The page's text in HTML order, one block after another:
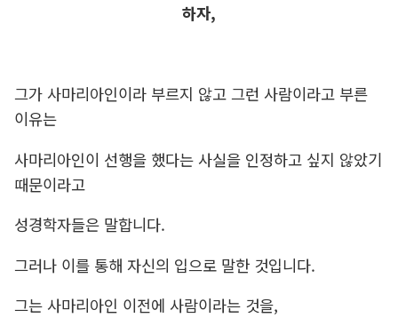
하자,
그가 사마리아인이라 부르지 않고 그런 사람이라고 부른
이유는
사마리아인이 선행을 했다는 사실을 인정하고 싶지 않았기
때문이라고
성경학자들은 말합니다.
그러나 이를 통해 자신의 입으로 말한 것입니다.
그는 사마리아인 이전에 사람이라는 것을,